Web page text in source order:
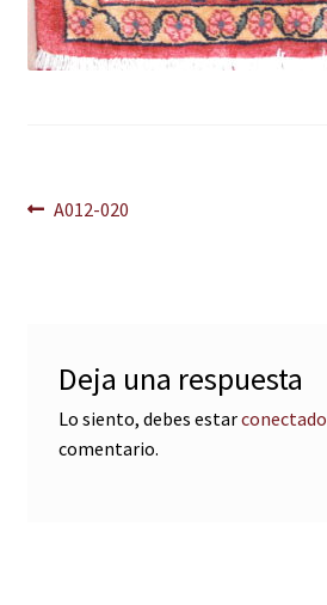
Navegación
Anterior:
A012-020
Deja una respuesta
Lo siento, debes estarconectado
comentario.